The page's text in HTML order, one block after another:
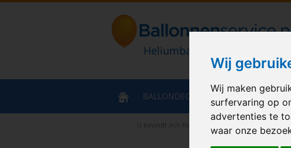
Wij
Wij maken
surfervaring op
advertenties te
waar onze
Heliumballonnen en
U bevindt zich hier Ballonboeket
BALLONDECORATIES HELIUM